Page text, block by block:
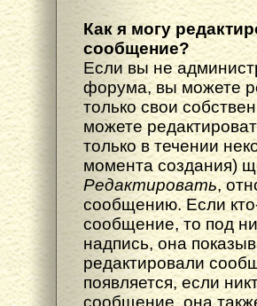
Как я могу
сообщение?
Если вы не
форума, вы можете
только свои
можете
только в течении
момента создания)
Редактировать,
сообщению. Если
сообщение, то под
надпись, она
редактировали
появляется, если
сообщение, она